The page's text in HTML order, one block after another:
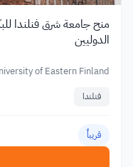
منح جامعة شرق فنلندا
الدوليين
of Eastern Finland
فنلندا
قريباً